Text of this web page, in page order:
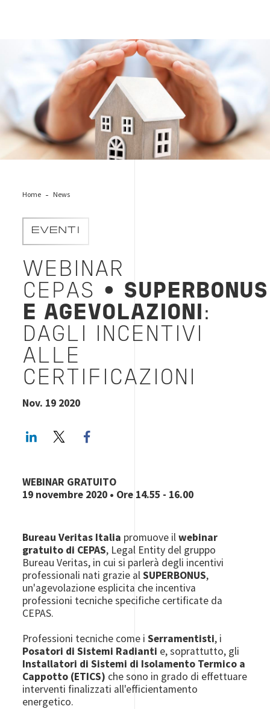
Home News
EVENTI
WEBINAR
CEPAS
• SUPERBONUS
E AGEVOLAZIONI
:
DAGLI INCENTIVI
ALLE
CERTIFICAZIONI
Nov. 19 2020
LinkedInTwitter
WEBINAR GRATUITO
19 novembre 2020 • Ore 14.55 - 16.00
Bureau Veritas Italia promuove ilwebinar
gratuito di CEPAS, Legal Entity del gruppo
Bureau Veritas, in cui si parlerà degli incentivi
professionali nati grazie alSUPERBONUS,
un'agevolazione esplicita che incentiva
professioni tecniche specifiche certificate da
CEPAS.
Professioni tecniche come iSerramentisti, i
Posatori di Sistemi Radianti e, soprattutto, gli
Installatori di Sistemi di Isolamento Termico a
Cappotto (ETICS) che sono in grado di effettuare
interventi finalizzati all'efficientamento
energetico.